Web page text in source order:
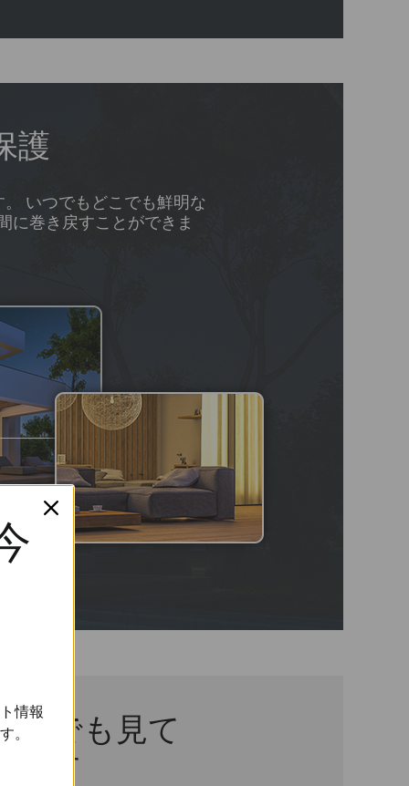
護
いつでもどこでも鮮明な
に巻き戻すことができま
らでも見て
話す
情報
。